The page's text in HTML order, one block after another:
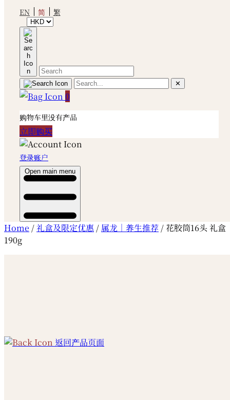
EN 简 繁
✕
0
购物车里没有产品
立即购买
登录账户
Open main menu
Home /礼盒及限定优惠 / 属龙｜养生推荐 / 花胶筒16头 礼盒
190g
返回产品页面